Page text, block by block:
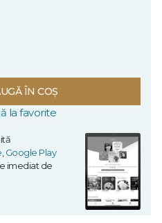
ÎN COȘ
la favorite
,Google Play
imediat de